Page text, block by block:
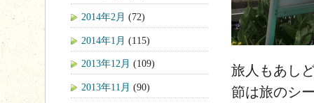
旅人もあし
節は旅のシ
2014年2月 (72)
2014年1月 (115)
2013年12月 (109)
2013年11月 (90)